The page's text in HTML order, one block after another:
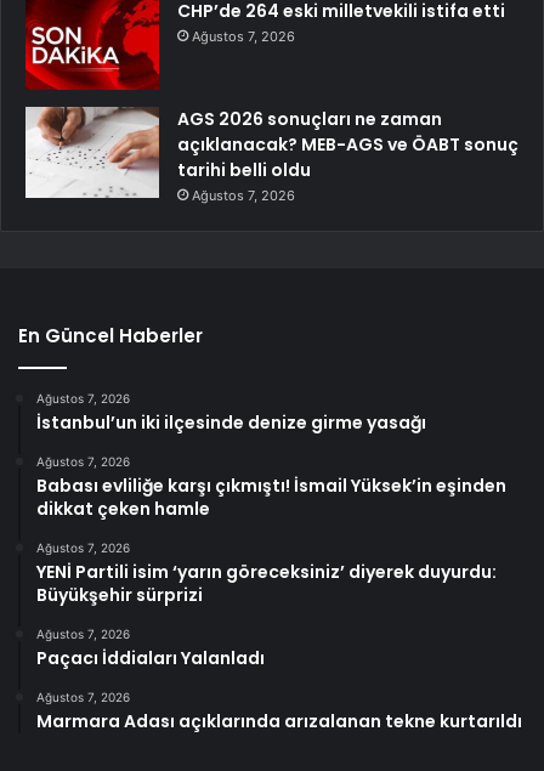
CHP’de 264 eski milletvekili istifa etti
Ağustos 7, 2026
AGS 2026 sonuçları ne zaman
açıklanacak? MEB-AGS ve ÖABT sonuç
tarihi belli oldu
Ağustos 7, 2026
En Güncel Haberler
Ağustos 7, 2026
İstanbul’un iki ilçesinde denize girme yasağı
Ağustos 7, 2026
Babası evliliğe karşı çıkmıştı! İsmail Yüksek’in eşinden
dikkat çeken hamle
Ağustos 7, 2026
YENİ Partili isim ‘yarın göreceksiniz’ diyerek duyurdu:
Büyükşehir sürprizi
Ağustos 7, 2026
Paçacı İddiaları Yalanladı
Ağustos 7, 2026
Marmara Adası açıklarında arızalanan tekne kurtarıldı